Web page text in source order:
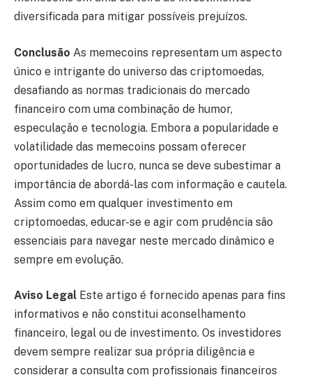
diversificada para mitigar possíveis prejuízos.
Conclusão As memecoins representam um aspecto
único e intrigante do universo das criptomoedas,
desafiando as normas tradicionais do mercado
financeiro com uma combinação de humor,
especulação e tecnologia. Embora a popularidade e
volatilidade das memecoins possam oferecer
oportunidades de lucro, nunca se deve subestimar a
importância de abordá-las com informação e cautela.
Assim como em qualquer investimento em
criptomoedas, educar-se e agir com prudência são
essenciais para navegar neste mercado dinâmico e
sempre em evolução.
Aviso Legal Este artigo é fornecido apenas para fins
informativos e não constitui aconselhamento
financeiro, legal ou de investimento. Os investidores
devem sempre realizar sua própria diligência e
considerar a consulta com profissionais financeiros